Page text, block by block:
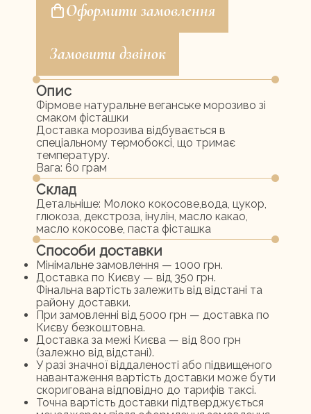
Оформити замовлення
Замовити дзвінок
Опис
Фірмове натуральне веганське морозиво зі
смаком фісташки
Доставка морозива відбувається в
спеціальному термобоксі, що тримає
температуру.
Вага: 60 грам
Склад
Детальніше: Молоко кокосове,вода, цукор,
глюкоза, декстроза, інулін, масло какао,
масло кокосове, паста фісташка
Способи доставки
Мінімальне замовлення — 1000 грн.
Доставка по Києву — від 350 грн.
Фінальна вартість залежить від відстані та
району доставки.
При замовленні від 5000 грн — доставка по
Києву безкоштовна.
Доставка за межі Києва — від 800 грн
(залежно від відстані).
У разі значної віддаленості або підвищеного
навантаження вартість доставки може бути
скоригована відповідно до тарифів таксі.
Точна вартість доставки підтверджується